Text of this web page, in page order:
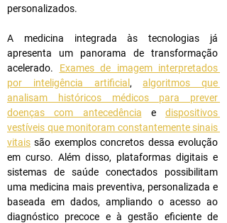
personalizados.
A medicina integrada às tecnologias já
apresenta um panorama de transformação
acelerado. Exames de imagem interpretados
por inteligência artificial , algoritmos que
analisam históricos médicos para prever
doenças com antecedência e dispositivos
vestíveis que monitoram constantemente sinais
vitais são exemplos concretos dessa evolução
em curso. Além disso, plataformas digitais e
sistemas de saúde conectados possibilitam
uma medicina mais preventiva, personalizada e
baseada em dados, ampliando o acesso ao
diagnóstico precoce e à gestão eficiente de